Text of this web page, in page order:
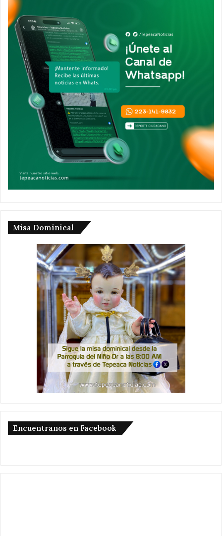
Misa Dominical
Encuentranos en Facebook